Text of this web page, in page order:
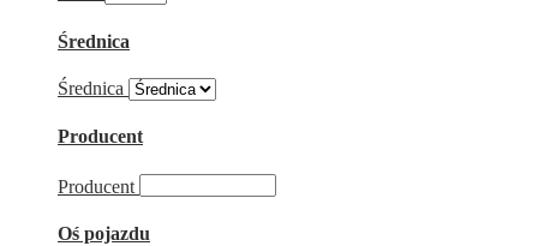
Średnica
Średnica
Producent
Producent
Oś pojazdu